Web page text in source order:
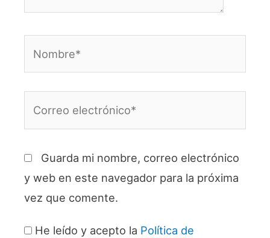
Guarda mi nombre, correo electrónico
y web en este navegador para la próxima
vez que comente.
He leído y acepto la Política de